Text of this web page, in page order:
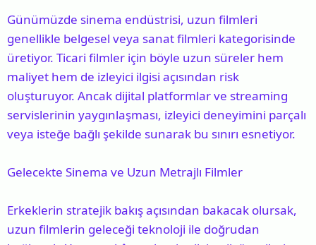
Günümüzde sinema endüstrisi, uzun filmleri
genellikle belgesel veya sanat filmleri kategorisinde
üretiyor. Ticari filmler için böyle uzun süreler hem
maliyet hem de izleyici ilgisi açısından risk
oluşturuyor. Ancak dijital platformlar ve streaming
servislerinin yaygınlaşması, izleyici deneyimini parçalı
veya isteğe bağlı şekilde sunarak bu sınırı esnetiyor.
Gelecekte Sinema ve Uzun Metrajlı Filmler
Erkeklerin stratejik bakış açısından bakacak olursak,
uzun filmlerin geleceği teknoloji ile doğrudan